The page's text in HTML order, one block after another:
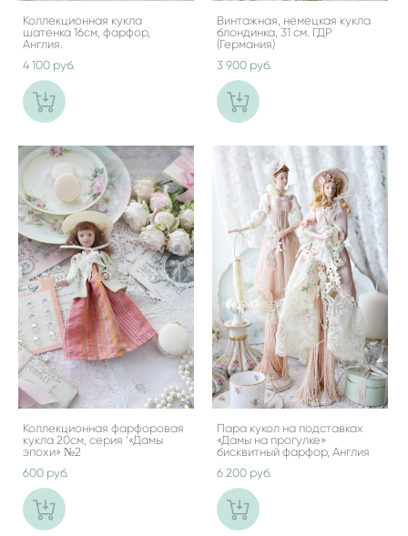
Коллекционная кукла
шатенка 16см, фарфор,
Англия.
4 100 pуб.
Винтажная, немецкая кукла
блондинка, 31 см. ГДР
(Германия)
3 900 pуб.
Коллекционная фарфоровая
кукла 20см, серия ‘«Дамы
эпохи» №2
600 pуб.
Пара кукол на подставках
«Дамы на прогулке»
бисквитный фарфор, Англия
6 200 pуб.